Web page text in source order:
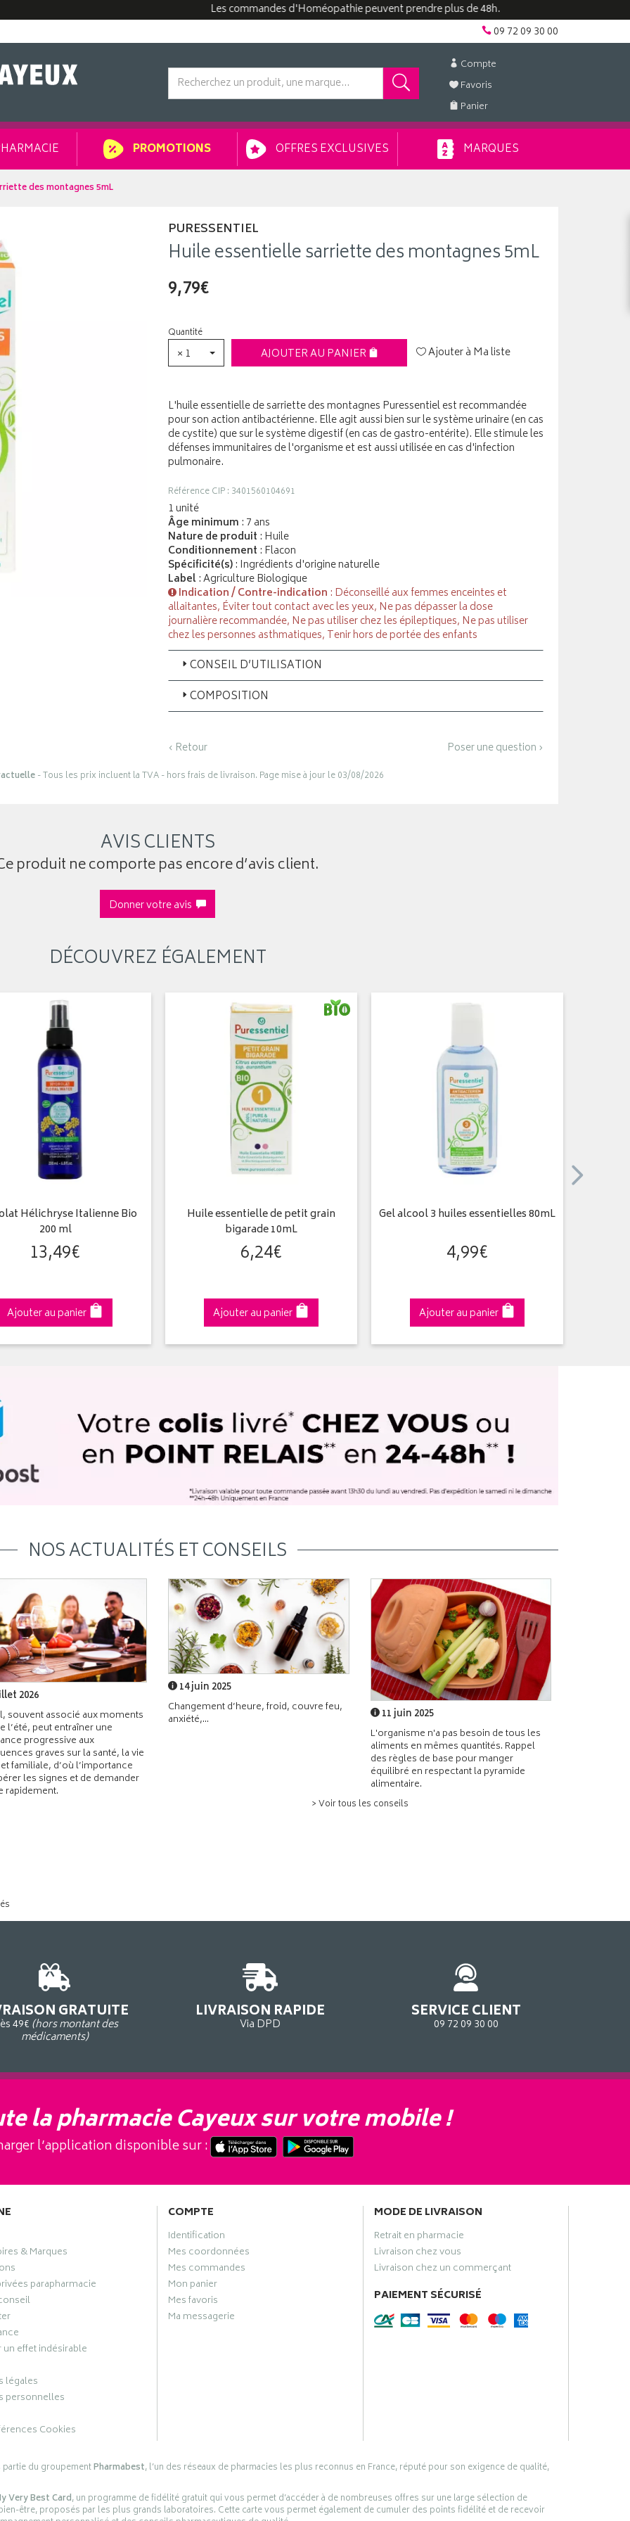
Les commandes d'Homéopathie peuvent prendre plus de 48h.
09 72 09 30 00
Compte
Favoris
Panier
PROMOTIONS OFFRES EXCLUSIVES MARQUES
des montagnes 5mL
PURESSENTIEL
Huile essentielle sarriette des montagnes 5mL
9,79€
Quantité
× 1 AJOUTER AU PANIER Ajouter à Ma liste
L'huile essentielle de sarriette des montagnes Puressentiel est recommandée
pour son action antibactérienne. Elle agit aussi bien sur le système urinaire (en cas
de cystite) que sur le système digestif (en cas de gastro-entérite). Elle stimule les
défenses immunitaires de l'organisme et est aussi utilisée en cas d'infection
pulmonaire.
Référence CIP : 3401560104691
1 unité
Âge minimum : 7 ans
Nature de produit : Huile
Conditionnement : Flacon
Spécificité(s): Ingrédients d'origine naturelle
Label: Agriculture Biologique
Indication / Contre-indication : Déconseillé aux femmes enceintes et
allaitantes, Éviter tout contact avec les yeux, Ne pas dépasser la dose
journalière recommandée, Ne pas utiliser chez les épileptiques, Ne pas utiliser
chez les personnes asthmatiques, Tenir hors de portée des enfants
CONSEIL D’UTILISATION
COMPOSITION
‹ Retour Poser une question ›
- Tous les prix incluent la TVA - hors frais de livraison. Page mise à jour le 03/08/2026
AVIS CLIENTS
produit ne comporte pas encore d’avis client.
Donner votre avis
DÉCOUVREZ ÉGALEMENT
Hélichryse Italienne Bio
200 ml
13,49€
Ajouter au panier
Huile essentielle de petit grain
bigarade 10mL
6,24€
Ajouter au panier
Gel alcool 3 huiles essentielles 80mL
4,99€
Ajouter au panier
NOS ACTUALITÉS ET CONSEILS
2026
souvent associé aux moments
l’été, peut entraîner une
progressive aux
graves sur la santé, la vie
familiale, d’où l’importance
les signes et de demander
rapidement.
14 juin 2025
Changement d’heure, froid, couvre feu,
anxiété,...
11 juin 2025
L'organisme n'a pas besoin de tous les
aliments en mêmes quantités. Rappel
des règles de base pour manger
équilibré en respectant la pyramide
alimentaire.
> Voir tous les conseils
GRATUITE
49€(hors montant des
médicaments)
LIVRAISON RAPIDE
Via DPD
SERVICE CLIENT
09 72 09 30 00
la pharmacie Cayeux sur votre mobile !
l’application disponible sur :
& Marques
parapharmacie
effet indésirable
légales
personnelles
Cookies
COMPTE
Identification
Mes coordonnées
Mes commandes
Mon panier
Mes favoris
Ma messagerie
MODE DE LIVRAISON
Retrait en pharmacie
Livraison chez vous
Livraison chez un commerçant
PAIEMENT SÉCURISÉ
du groupementPharmabest, l’un des réseaux de pharmacies les plus reconnus en France, réputé pour son exigence de qualité,
Very Best Card, un programme de fidélité gratuit qui vous permet d’accéder à de nombreuses offres sur une large sélection de
être, proposés par les plus grands laboratoires. Cette carte vous permet également de cumuler des points fidélité et de recevoir